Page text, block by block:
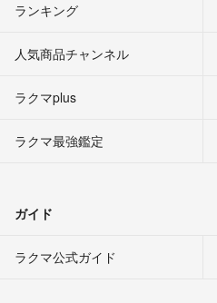
ランキング
人気商品チャンネル
ラクマplus
ラクマ最強鑑定
ガイド
ラクマ公式ガイド